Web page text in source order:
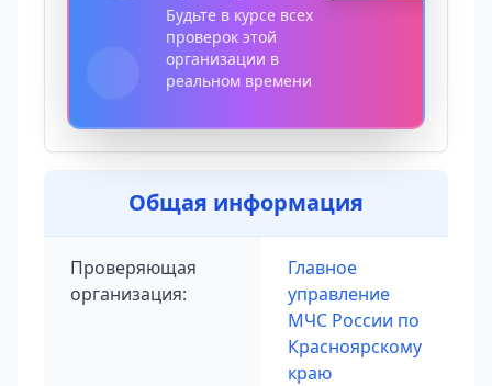
Будьте в курсе всех
проверок этой
организации в
реальном времени
Общая информация
Проверяющая
организация:
Главное
управление
МЧС России по
Красноярскому
краю